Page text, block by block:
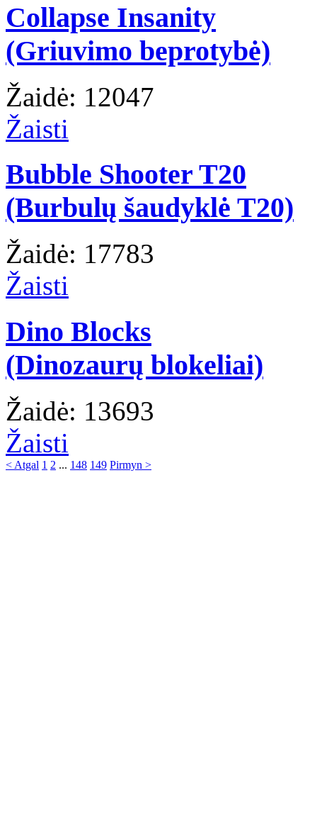
Collapse Insanity
(Griuvimo beprotybė)
Žaidė: 12047
Žaisti
Bubble Shooter T20
(Burbulų šaudyklė T20)
Žaidė: 17783
Žaisti
Dino Blocks
(Dinozaurų blokeliai)
Žaidė: 13693
Žaisti
< Atgal 1 2 ... 148 149 Pirmyn >